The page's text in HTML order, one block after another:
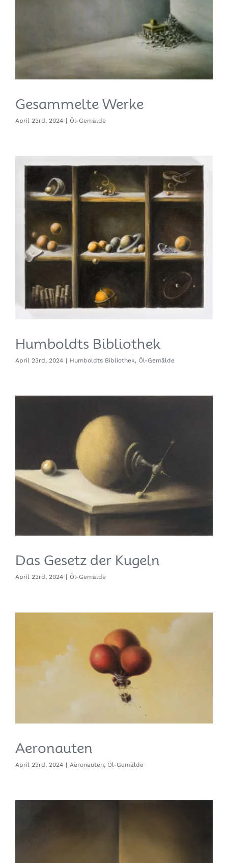
Gesammelte Werke
April 23rd, 2024 | Öl-Gemälde
Humboldts Bibliothek
April 23rd, 2024 | Humboldts Bibliothek, Öl-Gemälde
Das Gesetz der Kugeln
April 23rd, 2024 | Öl-Gemälde
Aeronauten
April 23rd, 2024 | Aeronauten, Öl-Gemälde